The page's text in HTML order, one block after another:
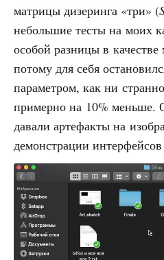
матрицы дизеринга «три» (
небольшие тесты на моих
особой разницы в
потому для себя
параметром, как ни
примерно на 10% меньше.
давали артефакты на
демонстрации